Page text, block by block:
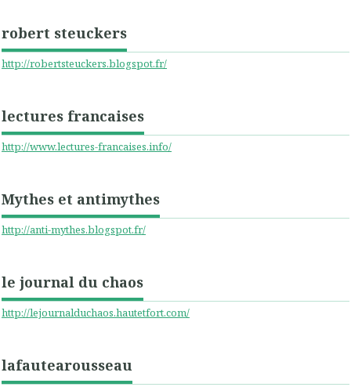
robert steuckers
http://robertsteuckers.blogspot.fr/
lectures francaises
http://www.lectures-francaises.info/
Mythes et antimythes
http://anti-mythes.blogspot.fr/
le journal du chaos
http://lejournalduchaos.hautetfort.com/
lafautearousseau